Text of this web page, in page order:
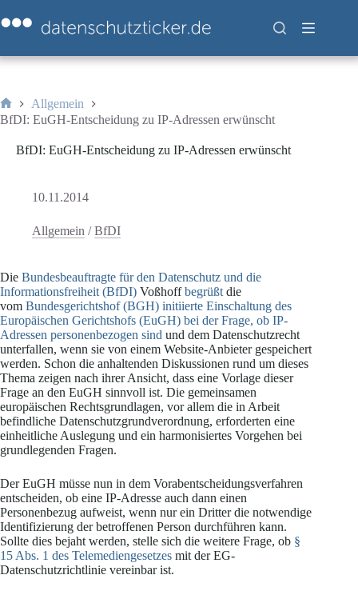
Inhalt
springen
Start
Allgemein
BfDI: EuGH-Entscheidung zu IP-Adressen erwünscht
BfDI: EuGH-Entscheidung zu IP-Adressen erwünscht
10.11.2014
Allgemein /BfDI
Die Bundesbeauftragte für den Datenschutz und die
Informationsfreiheit (BfDI) Voßhoffbegrüßt die
vom Bundesgerichtshof (BGH) initiierte Einschaltung des
Europäischen Gerichtshofs (EuGH) bei der Frage, ob IP-
Adressen personenbezogen sind und dem Datenschutzrecht
unterfallen, wenn sie von einem Website-Anbieter gespeichert
werden. Schon die anhaltenden Diskussionen rund um dieses
Thema zeigen nach ihrer Ansicht, dass eine Vorlage dieser
Frage an den EuGH sinnvoll ist. Die gemeinsamen
europäischen Rechtsgrundlagen, vor allem die in Arbeit
befindliche Datenschutzgrundverordnung, erforderten eine
einheitliche Auslegung und ein harmonisiertes Vorgehen bei
grundlegenden Fragen.
Der EuGH müsse nun in dem Vorabentscheidungsverfahren
entscheiden, ob eine IP-Adresse auch dann einen
Personenbezug aufweist, wenn nur ein Dritter die notwendige
Identifizierung der betroffenen Person durchführen kann.
Sollte dies bejaht werden, stelle sich die weitere Frage, ob §
15 Abs. 1 des Telemediengesetzes mit der EG-
Datenschutzrichtlinie vereinbar ist.